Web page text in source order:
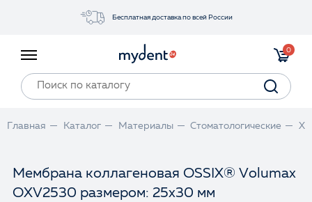
Бесплатная доставка по всей России
0
Главная Каталог Материалы Стоматологические
Мембрана коллагеновая OSSIX® Volumax
OXV2530 размером: 25x30 мм